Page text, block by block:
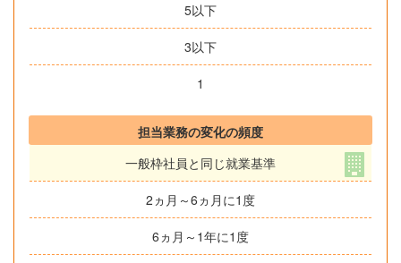
5以下
3以下
1
担当業務の変化の頻度
一般枠社員と同じ就業基準
2ヵ月～6ヵ月に1度
6ヵ月～1年に1度